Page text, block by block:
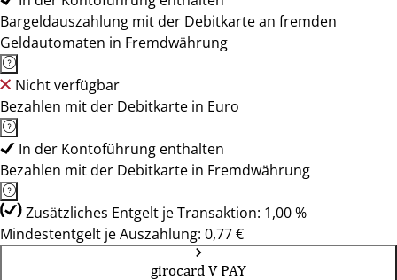
Bargeldauszahlung mit der Debitkarte an fremden
Geldautomaten in Fremdwährung
Nicht verfügbar
Bezahlen mit der Debitkarte in Euro
In der Kontoführung enthalten
Bezahlen mit der Debitkarte in Fremdwährung
Zusätzliches Entgelt je Transaktion: 1,00 %
Mindestentgelt je Auszahlung: 0,77 €
girocard V PAY